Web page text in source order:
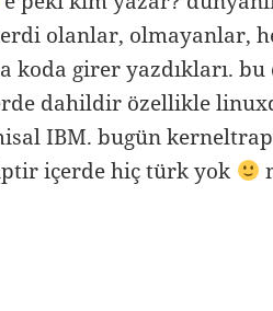
olanlar, olmayanlar,
koda girer yazdıkları.
dahildir özellikle
IBM. bugün
içerde hiç türk yok